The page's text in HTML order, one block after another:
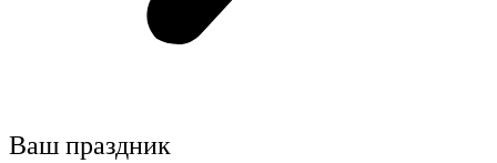
Ваш праздник